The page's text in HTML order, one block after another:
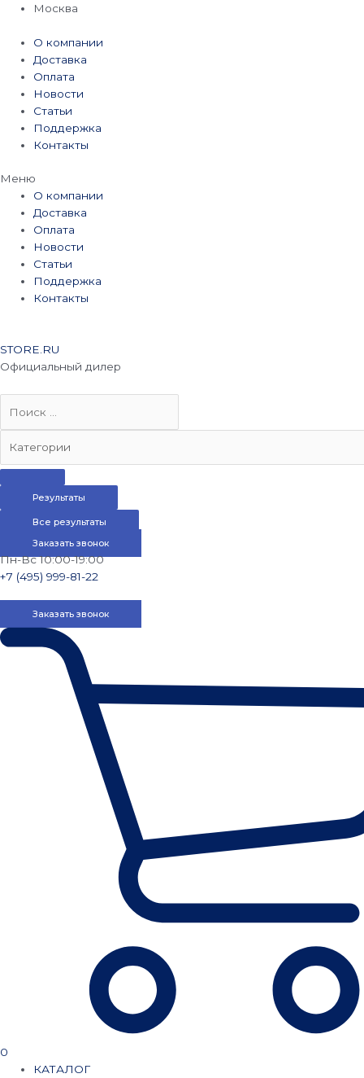
Перейти
содержимому
Москва
О компании
Доставка
Оплата
Новости
Статьи
Поддержка
Контакты
Меню
О компании
Доставка
Оплата
Новости
Статьи
Поддержка
Контакты
STORE.RU
Официальный дилер
Результаты
Все результаты
Заказать звонок
Пн-Вс 10:00-19:00
+7 (495) 999-81-22
Заказать звонок
0
КАТАЛОГ